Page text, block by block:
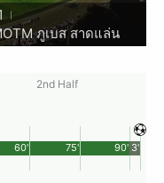
ภูเบส สาดแล่น
2nd Half
90'
60' 75' 3'